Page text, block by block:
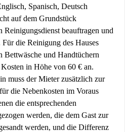
Spanisch, Deutsch
auf dem Grundstück
Reinigungsdienst beauftragen und
die Reinigung des Hauses
Bettwäsche und Handtüchern
in Höhe von 60 € an.
muss der Mieter zusätzlich zur
die Nebenkosten im Voraus
die entsprechenden
werden, die dem Gast zur
werden, und die Differenz